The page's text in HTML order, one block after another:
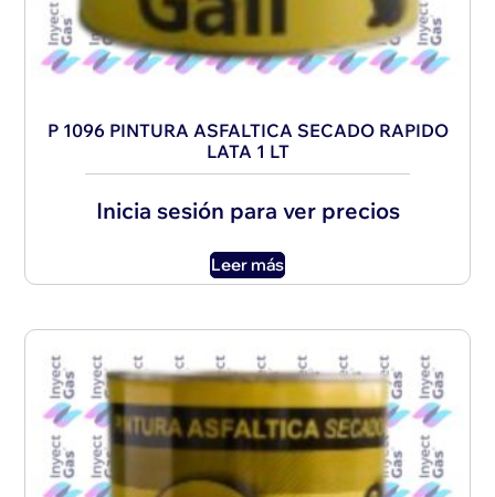
P 1096 PINTURA ASFALTICA SECADO RAPIDO
LATA 1 LT
Inicia sesión para ver precios
Leer más